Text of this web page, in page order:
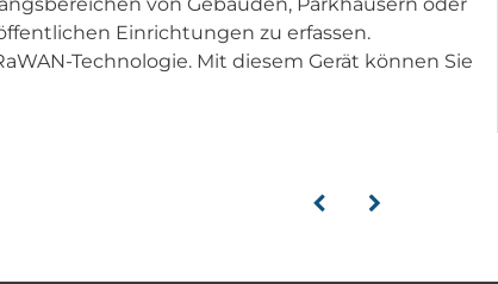
Einrichtungen zu erfassen.
Technologie. Mit diesem Gerät können Sie